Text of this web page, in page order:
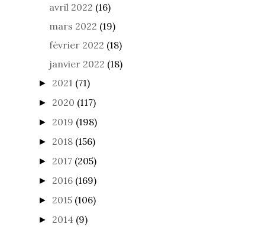
avril 2022 (16)
mars 2022 (19)
février 2022 (18)
janvier 2022 (18)
► 2021 (71)
► 2020 (117)
► 2019 (198)
► 2018 (156)
► 2017 (205)
► 2016 (169)
► 2015 (106)
► 2014 (9)